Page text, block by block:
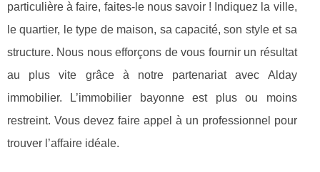
particulière à faire, faites-le nous savoir ! Indiquez la ville,
le quartier, le type de maison, sa capacité, son style et sa
structure. Nous nous efforçons de vous fournir un résultat
au plus vite grâce à notre partenariat avec Alday
immobilier. L’immobilier bayonne est plus ou moins
restreint. Vous devez faire appel à un professionnel pour
trouver l’affaire idéale.